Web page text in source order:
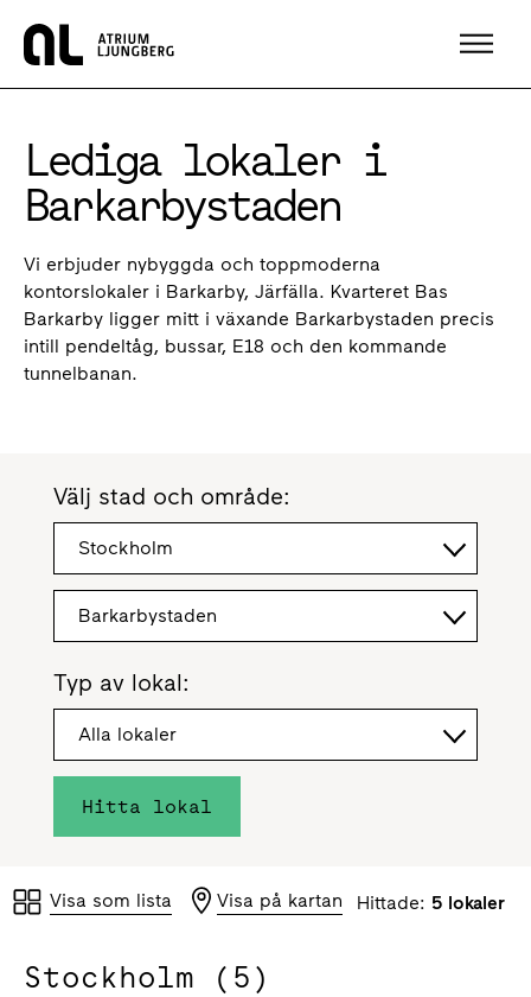
Hem
Lediga lokaler i
Barkarbystaden
Vi erbjuder nybyggda och toppmoderna
kontorslokaler i Barkarby, Järfälla. Kvarteret Bas
Barkarby ligger mitt i växande Barkarbystaden precis
intill pendeltåg, bussar, E18 och den kommande
tunnelbanan.
Välj stad och område:
Stockholm
Barkarbystaden
Typ av lokal:
Alla lokaler
Hitta lokal
Visa som lista Visa på kartan Hittade: 5 lokaler
Stockholm (5)